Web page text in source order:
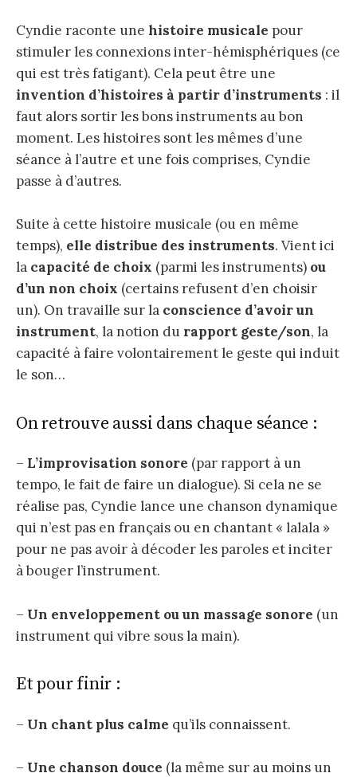
Cyndie raconte une histoire musicale pour
stimuler les connexions inter-hémisphériques (ce
qui est très fatigant). Cela peut être une
invention d’histoires à partir d’instruments : il
faut alors sortir les bons instruments au bon
moment. Les histoires sont les mêmes d’une
séance à l’autre et une fois comprises, Cyndie
passe à d’autres.
Suite à cette histoire musicale (ou en même
temps), elle distribue des instruments. Vient ici
la capacité de choix (parmi les instruments) ou
d’un non choix (certains refusent d’en choisir
un). On travaille sur la conscience d’avoir un
instrument, la notion du rapport geste/son, la
capacité à faire volontairement le geste qui induit
le son…
On retrouve aussi dans chaque séance :
– L’improvisation sonore (par rapport à un
tempo, le fait de faire un dialogue). Si cela ne se
réalise pas, Cyndie lance une chanson dynamique
qui n’est pas en français ou en chantant « lalala »
pour ne pas avoir à décoder les paroles et inciter
à bouger l’instrument.
– Un enveloppement ou un massage sonore (un
instrument qui vibre sous la main).
Et pour finir :
– Un chant plus calme qu’ils connaissent.
– Une chanson douce (la même sur au moins un